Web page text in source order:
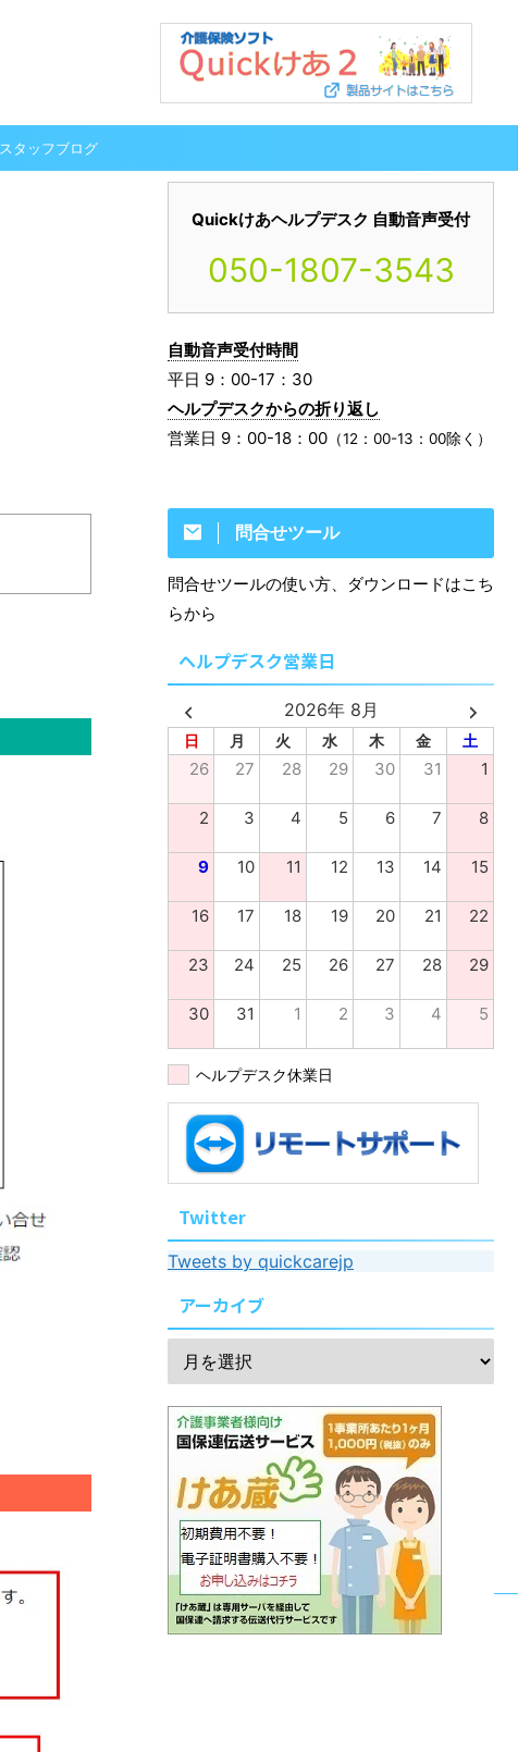
スタッフブログ
Quickけあヘルプデスク 自動音声受付
050-1807-3543
自動音声受付時間
平日 9：00-17：30
ヘルプデスクからの折り返し
営業日 9：00-18：00 （12：00-13：00除く）
問合せツール
問合せツールの使い方、ダウンロードはこち
らから
ヘルプデスク営業日
2026年 8月
日 月 火 水 木 金 土
26 27 28 29 30 31 1
2 3 4 5 6 7 8
9 10 11 12 13 14 15
16 17 18 19 20 21 22
23 24 25 26 27 28 29
30 31 1 2 3 4 5
ヘルプデスク休業日
Twitter
Tweets by quickcarejp
アーカイブ